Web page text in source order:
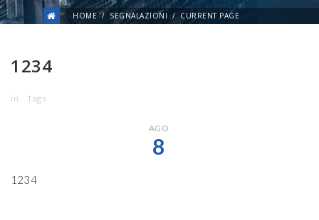
HOME SEGNALAZIONI CURRENT PAGE
1234
in Tags
AGO
8
1234